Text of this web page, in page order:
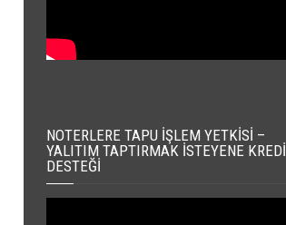
NOTERLERE TAPU İŞLEM YETKISI –
YALITIM TAPTIRMAK İSTEYENE KREDI
DESTEĞI